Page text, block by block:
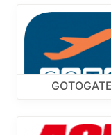
GOTOGATE